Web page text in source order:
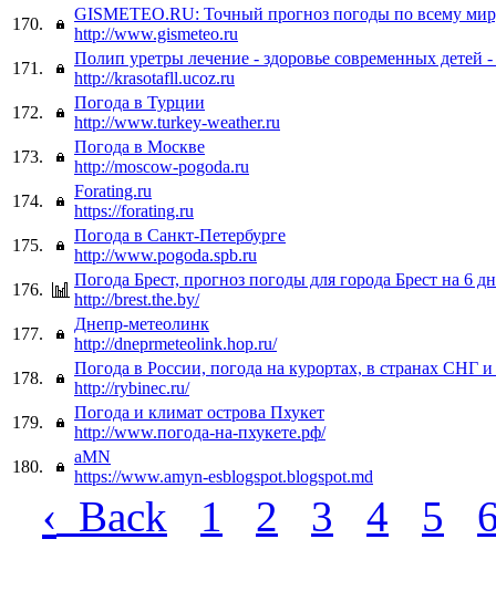
170.
GISMETEO.RU: Точный прогноз погоды по всему
http://www.gismeteo.ru
171.
Полип уретры лечение - здоровье современных детей -
http://krasotafll.ucoz.ru
172.
Погода в Турции
http://www.turkey-weather.ru
173.
Погода в Москве
http://moscow-pogoda.ru
174.
Forating.ru
https://forating.ru
175.
Погода в Санкт-Петербурге
http://www.pogoda.spb.ru
176.
Погода Брест, прогноз погоды для города Брест на 6
http://brest.the.by/
177.
Днепр-метеолинк
http://dneprmeteolink.hop.ru/
178.
Погода в России, погода на курортах, в странах СНГ
http://rybinec.ru/
179.
Погода и климат острова Пхукет
http://www.погода-на-пхукете.рф/
180.
aMN
https://www.amyn-esblogspot.blogspot.md
‹ Back 1 2 3 4 5